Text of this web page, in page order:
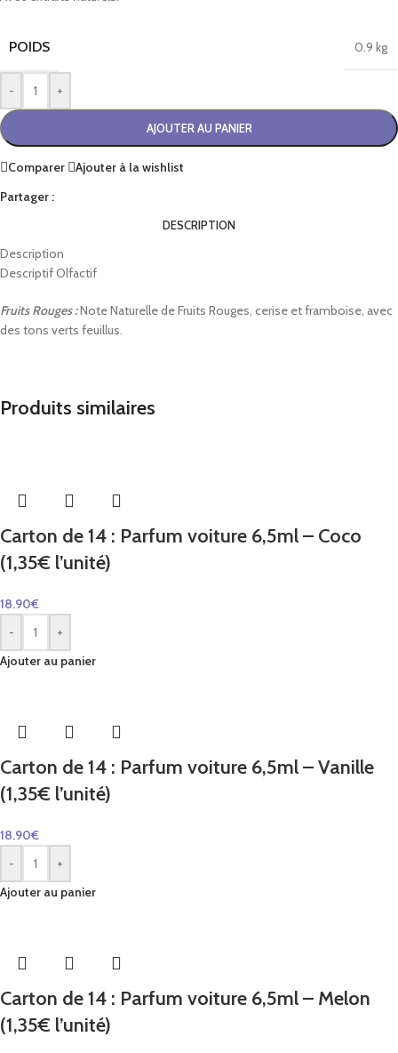
POIDS 0.9 kg
- +
AJOUTER AU PANIER
Comparer
Ajouter à la wishlist
Partager :
DESCRIPTION
Description
Descriptif Olfactif
Fruits Rouges :Note Naturelle de Fruits Rouges, cerise et framboise, avec
des tons verts feuillus.
Produits similaires
Carton de 14 : Parfum voiture 6,5ml – Coco
(1,35€ l’unité)
18.90€
-
+
Ajouter au panier
Carton de 14 : Parfum voiture 6,5ml – Vanille
(1,35€ l’unité)
18.90€
-
+
Ajouter au panier
Carton de 14 : Parfum voiture 6,5ml – Melon
(1,35€ l’unité)